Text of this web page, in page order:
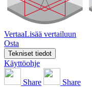
VertaaLisää vertailuun
Osta
Tekniset tiedot
Käyttöohje
Share Share